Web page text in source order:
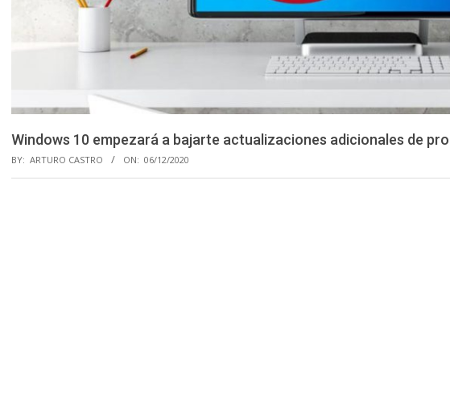
Windows 10 empezará a bajarte actualizaciones adicionales de
BY: ARTURO CASTRO ON: 06/12/2020